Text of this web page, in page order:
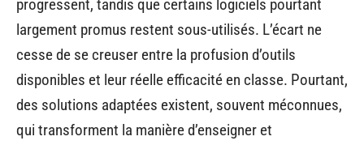
progressent, tandis que certains logiciels pourtant
largement promus restent sous-utilisés. L’écart ne
cesse de se creuser entre la profusion d’outils
disponibles et leur réelle efficacité en classe. Pourtant,
des solutions adaptées existent, souvent méconnues,
qui transforment la manière d’enseigner et